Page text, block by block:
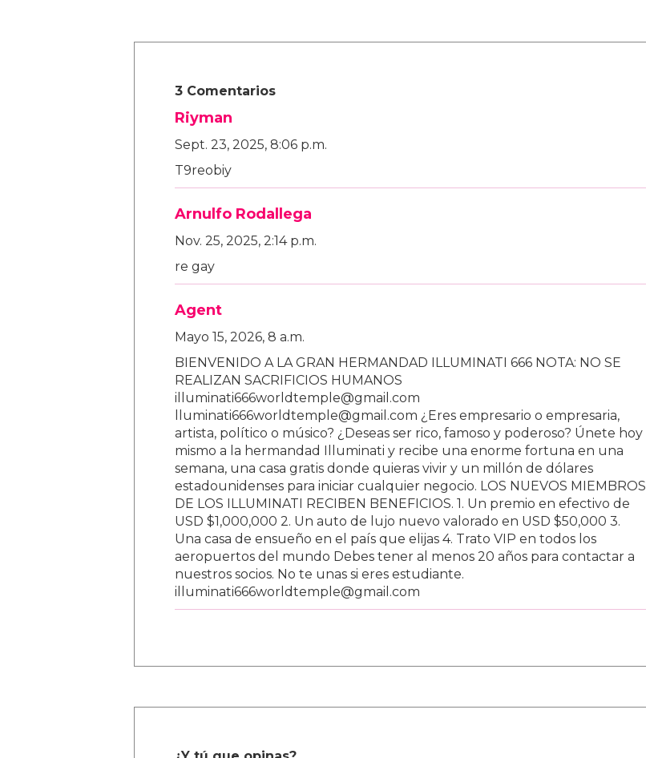
3 Comentarios
Riyman
Sept. 23, 2025, 8:06 p.m.
T9reobiy
Arnulfo Rodallega
Nov. 25, 2025, 2:14 p.m.
re gay
Agent
Mayo 15, 2026, 8 a.m.
BIENVENIDO A LA GRAN HERMANDAD ILLUMINATI 666 NOTA: NO SE
REALIZAN SACRIFICIOS HUMANOS
illuminati666worldtemple@gmail.com
lluminati666worldtemple@gmail.com ¿Eres empresario o empresaria,
artista, político o músico? ¿Deseas ser rico, famoso y poderoso? Únete hoy
mismo a la hermandad Illuminati y recibe una enorme fortuna en una
semana, una casa gratis donde quieras vivir y un millón de dólares
estadounidenses para iniciar cualquier negocio. LOS NUEVOS MIEMBROS
DE LOS ILLUMINATI RECIBEN BENEFICIOS. 1. Un premio en efectivo de
USD $1,000,000 2. Un auto de lujo nuevo valorado en USD $50,000 3.
Una casa de ensueño en el país que elijas 4. Trato VIP en todos los
aeropuertos del mundo Debes tener al menos 20 años para contactar a
nuestros socios. No te unas si eres estudiante.
illuminati666worldtemple@gmail.com